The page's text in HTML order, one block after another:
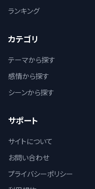
ランキング
カテゴリ
テーマから探す
感情から探す
シーンから探す
サポート
サイトについて
お問い合わせ
プライバシーポリシー